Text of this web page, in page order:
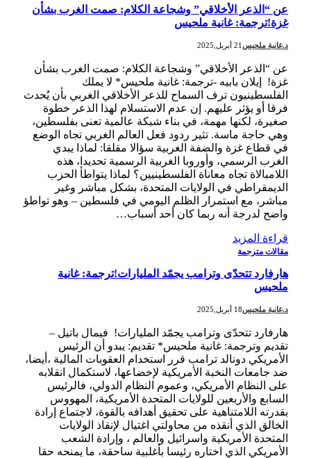
عن “الذعر الأخلاقي” وشجاعة الكلام: صمت الغرب بشأن
غزة!ترجمة: غانية ملحيس
د.غانية ملحيس21 أبريل,2025
عن “الذعر الأخلاقي” وشجاعة الكلام: صمت الغرب بشأن
غزة! إيلان بابيه -ترجمة: غانية ملحيس* لا يملك
الفلسطينيون ترف السماح للذعر الأخلاقي الغربي بأن يُحدث
فرقا أو يؤثر عليهم. إن عدم الاستسلام لهذا الذعر خطوة
صغيرة، لكنها مهمة، في بناء شبكة عالمية تعنى بفلسطين،
وهي حاجة ماسة. تثير ردود فعل العالم الغربي تجاه الوضع
في قطاع غزة والضفة الغربية سؤالا مقلقا: لماذا يبدي
الغرب الرسمي، وأوروبا الغربية الرسمية تحديدا، هذه
اللامبالاة تجاه معاناة الفلسطينيين؟ لماذا يتواطأ الحزب
الديمقراطي في الولايات المتحدة، بشكل مباشر وغير
مباشر، مع استمرار الظلم اليومي في فلسطين – وهو تواطؤ
واضح لدرجة أنه ربما كان أحد أسباب…
قراءة المزيد
مقالات مترجمة
هارفارد تتحدّى وترامب يجمّد المليارات!ترجمة: غانية
ملحيس
د.غانية ملحيس18 أبريل,2025
هارفارد تتحدّى وترامب يجمّد المليارات! فيمال باتيل –
تقديم وترجمة: غانية ملحيس* تقديم: يبدو أن الرئيس
الأمريكي دونالد ترامب قرر استخدام العقوبات المالية ،أيضا،
ضد جامعات النخبة الأمريكية لإخضاعها، لاستكمال انقلابه
على النظام الأمريكي، وعموم النظام الدولي، فالرئيس
السابع والأربعين للولايات المتحدة الأمريكية، المهووس
بقدرته اللامتناهية على تحقيق أهدافه بالقوة، لاجتماع إرادة
الخالق الذي أنقذه من محاولتي اغتيال لإنقاذ الولايات
المتحدة الأمريكية واسرائيل والعالم ، وإرادة الشعب
الأمريكي الذي اختاره رئيسا بأغلبية ساحقة، ما يمنحه حقا